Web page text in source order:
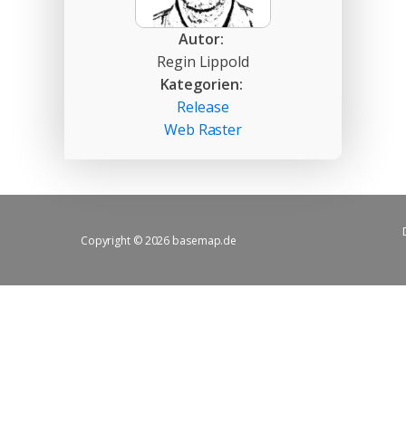
Autor:
Regin Lippold
Kategorien:
Release
Web Raster
Copyright © 2026 basemap.de